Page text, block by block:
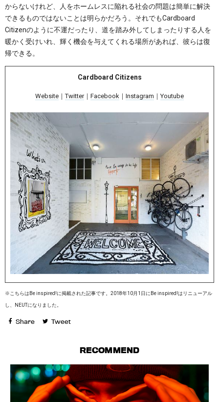
からないけれど、人をホームレスに陥れる社会の問題は簡単に解決
できるものではないことは明らかだろう。それでもCardboard
Citizenのように不運だったり、道を踏み外してしまったりする人を
暖かく受けいれ、輝く機会を与えてくれる場所があれば、彼らは復
帰できる。
Cardboard Citizens
Website ｜Twitter｜ Facebook ｜ Instagram ｜Youtube
※こちらはBe inspired!に掲載された記事です。2018年10月1日にBe inspired!はリニューアル
し、NEUTになりました。
Share Tweet
RECOMMEND